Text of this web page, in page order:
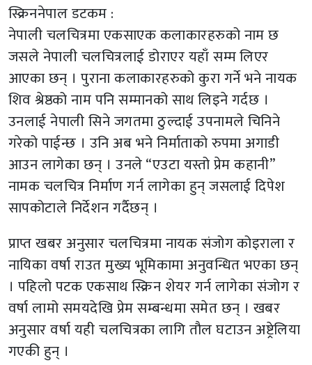
स्क्रिननेपाल डटकम :
नेपाली चलचित्रमा एकसाएक कलाकारहरुको नाम छ
जसले नेपाली चलचित्रलाई डोराएर यहाँ सम्म लिएर
आएका छन् । पुराना कलाकारहरुको कुरा गर्ने भने नायक
शिव श्रेष्ठको नाम पनि सम्मानको साथ लिइने गर्दछ ।
उनलाई नेपाली सिने जगतमा ठुल्दाई उपनामले चिनिने
गरेको पाईन्छ । उनि अब भने निर्माताको रुपमा अगाडी
आउन लागेका छन् । उनले “एउटा यस्तो प्रेम कहानी”
नामक चलचित्र निर्माण गर्न लागेका हुन् जसलाई दिपेश
सापकोटाले निर्देशन गर्दैछन् ।
प्राप्त खबर अनुसार चलचित्रमा नायक संजोग कोइराला र
नायिका वर्षा राउत मुख्य भूमिकामा अनुवन्धित भएका छन्
। पहिलो पटक एकसाथ स्क्रिन शेयर गर्न लागेका संजोग र
वर्षा लामो समयदेखि प्रेम सम्बन्धमा समेत छन् । खबर
अनुसार वर्षा यही चलचित्रका लागि तौल घटाउन अष्ट्रेलिया
गएकी हुन् ।